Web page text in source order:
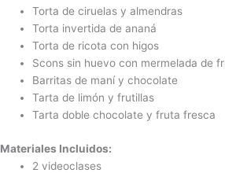
Torta de ciruelas y almendras
Torta invertida de ananá
Torta de ricota con higos
Scons sin huevo con mermelada de
Barritas de maní y chocolate
Tarta de limón y frutillas
Tarta doble chocolate y fruta fresca
Materiales Incluidos:
2 videoclases